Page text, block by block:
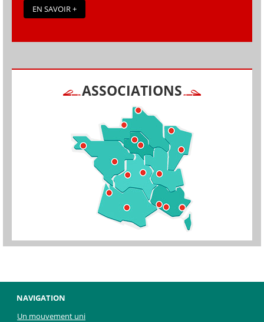
EN SAVOIR +
ASSOCIATIONS
NAVIGATION
Un mouvement uni